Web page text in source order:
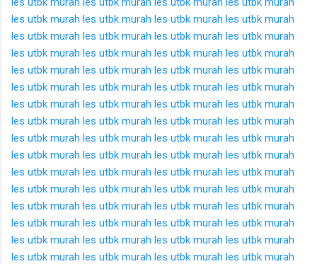
les utbk murah les utbk murah les utbk murah les utbk murah
les utbk murah les utbk murah les utbk murah les utbk murah
les utbk murah les utbk murah les utbk murah les utbk murah
les utbk murah les utbk murah les utbk murah les utbk murah
les utbk murah les utbk murah les utbk murah les utbk murah
les utbk murah les utbk murah les utbk murah les utbk murah
les utbk murah les utbk murah les utbk murah les utbk murah
les utbk murah les utbk murah les utbk murah les utbk murah
les utbk murah les utbk murah les utbk murah les utbk murah
les utbk murah les utbk murah les utbk murah les utbk murah
les utbk murah les utbk murah les utbk murah les utbk murah
les utbk murah les utbk murah les utbk murah les utbk murah
les utbk murah les utbk murah les utbk murah les utbk murah
les utbk murah les utbk murah les utbk murah les utbk murah
les utbk murah les utbk murah les utbk murah les utbk murah